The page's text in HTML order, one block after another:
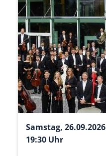
Samstag, 26.09.2026
19:30 Uhr